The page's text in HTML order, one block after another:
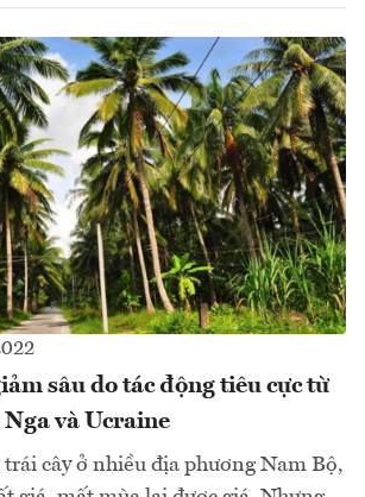
sâu do tác động tiêu cực từ
và Ucraine
cây ở nhiều địa phương Nam Bộ,